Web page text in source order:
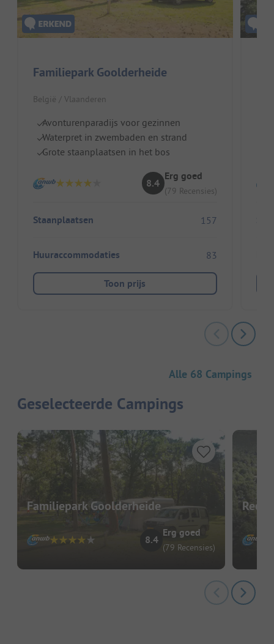
Familiepark Goolderheide
België / Vlaanderen
Avonturenparadijs voor gezinnen
Waterpret in zwembaden en strand
Grote staanplaatsen in het bos
8.4
Erg goed
(79 Recensies)
Staanplaatsen 157
Huuraccommodaties 83
Toon prijs
Alle 68 Campings
Geselecteerde Campings
Familiepark Goolderheide
8.4
Erg goed
(79 Recensies)